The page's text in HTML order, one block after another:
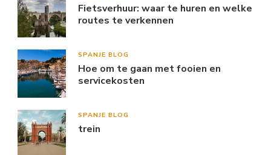
Fietsverhuur: waar te huren en welke
routes te verkennen
SPANJE BLOG
Hoe om te gaan met fooien en
servicekosten
SPANJE BLOG
trein